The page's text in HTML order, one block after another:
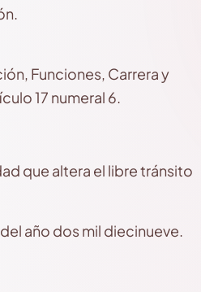
Funciones, Carrera y
17 numeral 6.
que altera el libre tránsito
año dos mil diecinueve.